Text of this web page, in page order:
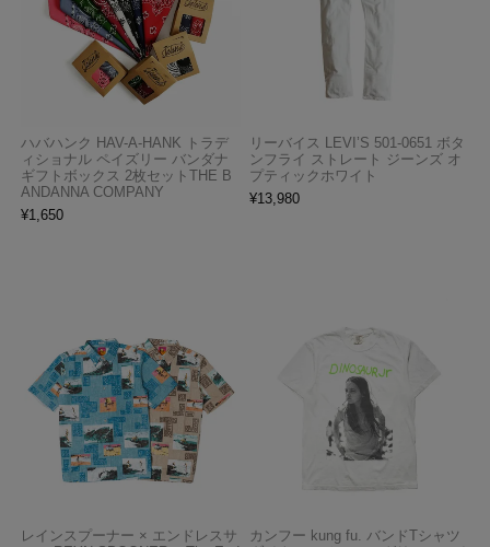
ハバハンク HAV-A-HANK トラデ
ィショナル ペイズリー バンダナ
ギフトボックス 2枚セットTHE B
ANDANNA COMPANY
¥1,650
リーバイス LEVI’S 501-0651 ボタ
ンフライ ストレート ジーンズ オ
プティックホワイト
¥13,980
レインスプーナー × エンドレスサ
カンフー kung fu. バンドTシャツ